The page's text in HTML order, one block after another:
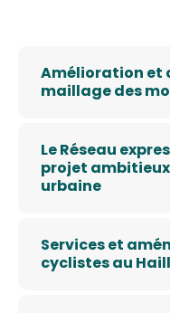
Amélioration et
maillage des
Le Réseau
projet
urbaine
Services et
cyclistes au